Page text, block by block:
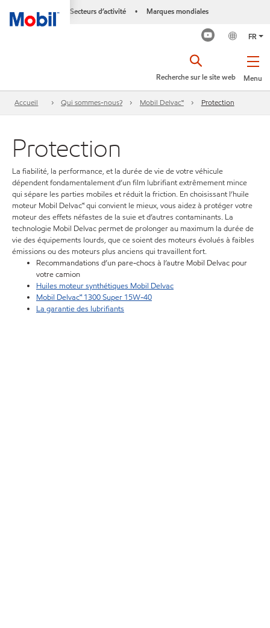
Secteurs d’activité • Marques mondiales
FR
Menu
Recherche sur le site web
Accueil Qui sommes-nous? Mobil Delvac🅪 Protection
Protection
La fiabilité, la performance, et la durée de vie de votre véhicule
dépendent fondamentalement d’un film lubrifiant extrêmement mince
qui sépare les parties mobiles et réduit la friction. En choisissant l’huile
moteur Mobil Delvac🅪 qui convient le mieux, vous aidez à protéger votre
moteur des effets néfastes de la suie et d’autres contaminants. La
technologie Mobil Delvac permet de prolonger au maximum la durée de
vie des équipements lourds, que ce soient des moteurs évolués à faibles
émissions ou des moteurs plus anciens qui travaillent fort.
Recommandations d’un pare-chocs à l’autre Mobil Delvac pour
votre camion
Huiles moteur synthétiques Mobil Delvac
Mobil Delvac🅪 1300 Super 15W-40
La garantie des lubrifiants